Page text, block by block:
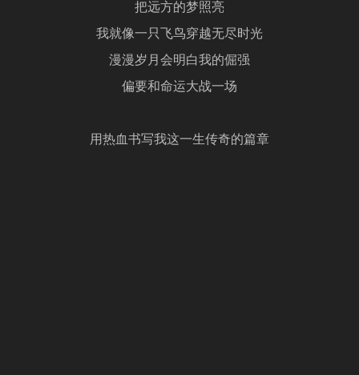
把远方的梦照亮
我就像一只飞鸟穿越无尽时光
漫漫岁月会明白我的倔强
偏要和命运大战一场
用热血书写我这一生传奇的篇章